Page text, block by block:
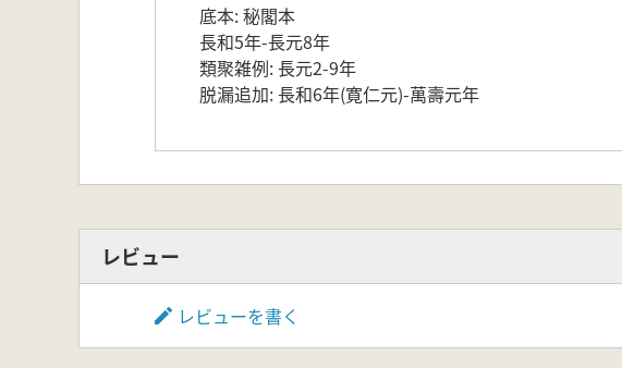
底本: 秘閣本
長和5年-長元8年
類聚雑例: 長元2-9年
脱漏追加: 長和6年(寛仁元)-萬壽元年
レビュー
レビューを書く